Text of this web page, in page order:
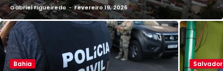
Gabriel Figueiredo - Fevereiro 19, 2026
Bahia Salvador